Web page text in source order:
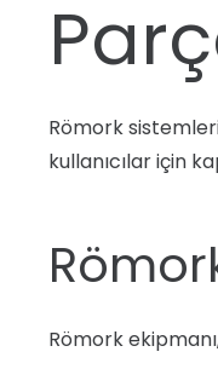
Römork
kullanıcılar için
Römork